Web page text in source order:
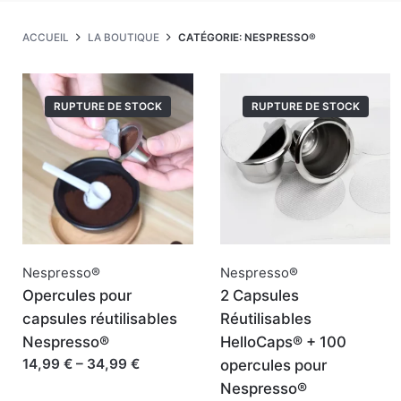
ACCUEIL LA BOUTIQUE CATÉGORIE: NESPRESSO®
RUPTURE DE STOCK
Nespresso®
Opercules pour
capsules réutilisables
Nespresso®
14,99 € – 34,99 €
RUPTURE DE STOCK
Nespresso®
2 Capsules
Réutilisables
HelloCaps® + 100
opercules pour
Nespresso®